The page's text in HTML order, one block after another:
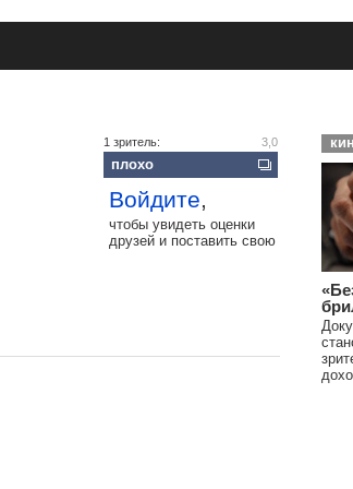
1 зритель: 3,0
плохо
Войдите,
чтобы увидеть оценки
друзей и поставить свою